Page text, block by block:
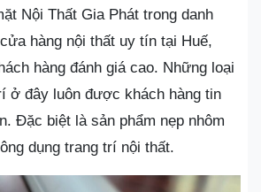
Nội Thất Gia Phát trong danh
hàng nội thất uy tín tại Huế,
hàng đánh giá cao. Những loại
ở đây luôn được khách hàng tin
Đặc biệt là sản phẩm nẹp nhôm
dụng trang trí nội thất.